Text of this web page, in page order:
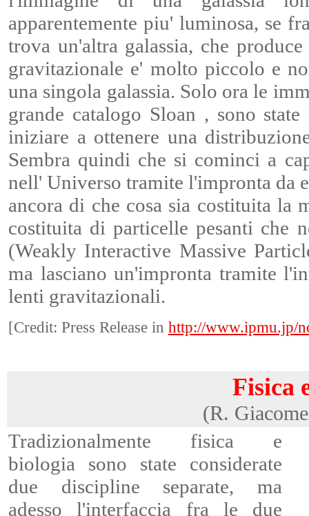
apparentemente piu' luminosa, se
trova un'altra galassia, che
gravitazionale e' molto piccolo e
una singola galassia. Solo ora le
grande catalogo Sloan , sono
iniziare a ottenere una
Sembra quindi che si cominci a
nell' Universo tramite l'impronta da
ancora di che cosa sia costituita la
costituita di particelle pesanti che
(Weakly Interactive Massive
ma lasciano un'impronta tramite
lenti gravitazionali.
[Credit: Press Release in http://www.ipmu.jp/
Fisica
(R.
Tradizionalmente fisica e
biologia sono state considerate
due discipline separate, ma
adesso l'interfaccia fra le due